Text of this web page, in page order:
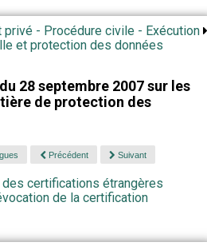
privé - Procédure civile - Exécution
et protection des données
28 septembre 2007 sur les
de protection des
Précédent Suivant
des certifications étrangères
de la certification